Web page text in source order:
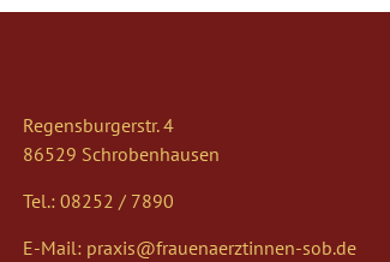
Regensburgerstr. 4
86529 Schrobenhausen
Tel.: 08252 / 7890
E-Mail: praxis@frauenaerztinnen-sob.de